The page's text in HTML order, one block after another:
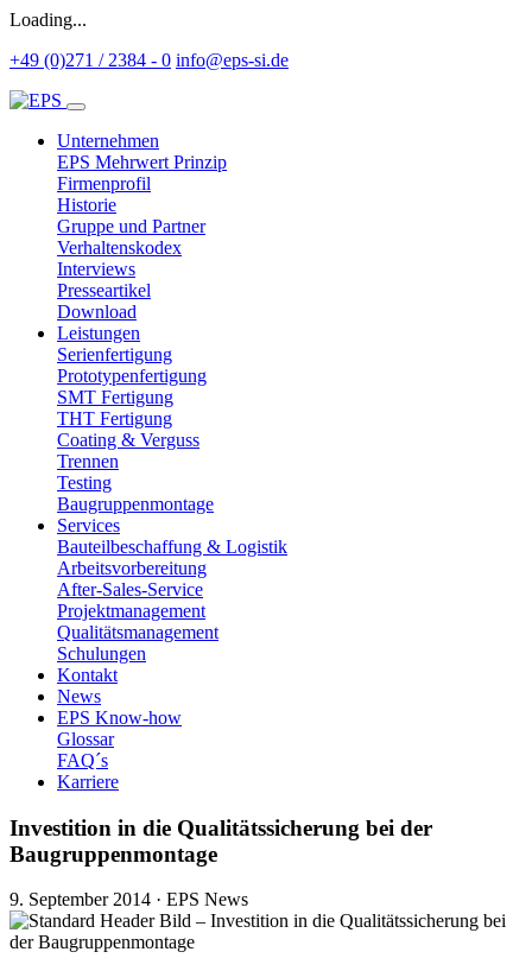
Loading...
+49 (0)271 / 2384 - 0 info@eps-si.de
Unternehmen
EPS Mehrwert Prinzip
Firmenprofil
Historie
Gruppe und Partner
Verhaltenskodex
Interviews
Presseartikel
Download
Leistungen
Serienfertigung
Prototypenfertigung
SMT Fertigung
THT Fertigung
Coating & Verguss
Trennen
Testing
Baugruppenmontage
Services
Bauteilbeschaffung & Logistik
Arbeitsvorbereitung
After-Sales-Service
Projektmanagement
Qualitätsmanagement
Schulungen
Kontakt
News
EPS Know-how
Glossar
FAQ´s
Karriere
Investition in die Qualitätssicherung bei der
Baugruppenmontage
9. September 2014 · EPS News